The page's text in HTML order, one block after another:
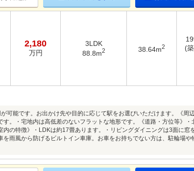
2,180
万円
3LDK
88.8m2 38.64m2
(
可能です。お出かけ先や目的に応じて駅をお選びいただけます。《周
。・宅地内は高低差のないフラットな地形です。《道路・方位等》・
の特徴》・LDKは約17畳あります。・リビングダイニングは3面に窓を
雨風から防げるビルトイン車庫。お車をお持ちでない方は、駐輪場や